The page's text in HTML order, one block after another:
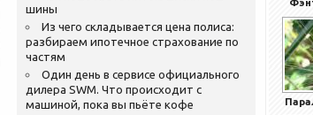
шины
Из чего складывается цена полиса:
разбираем ипотечное страхование по
частям
Один день в сервисе официального
дилера SWM. Что происходит с
машиной, пока вы пьёте кофе